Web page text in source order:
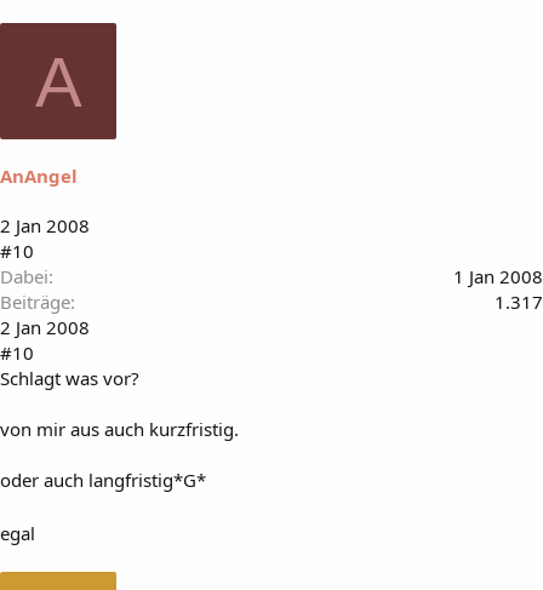
A
AnAngel
2 Jan 2008
#10
Dabei
1 Jan 2008
Beiträge
1.317
2 Jan 2008
#10
Schlagt was vor?
von mir aus auch kurzfristig.
oder auch langfristig*G*
egal